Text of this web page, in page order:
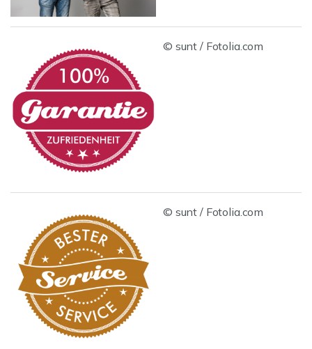
© sunt / Fotolia.com
© sunt / Fotolia.com